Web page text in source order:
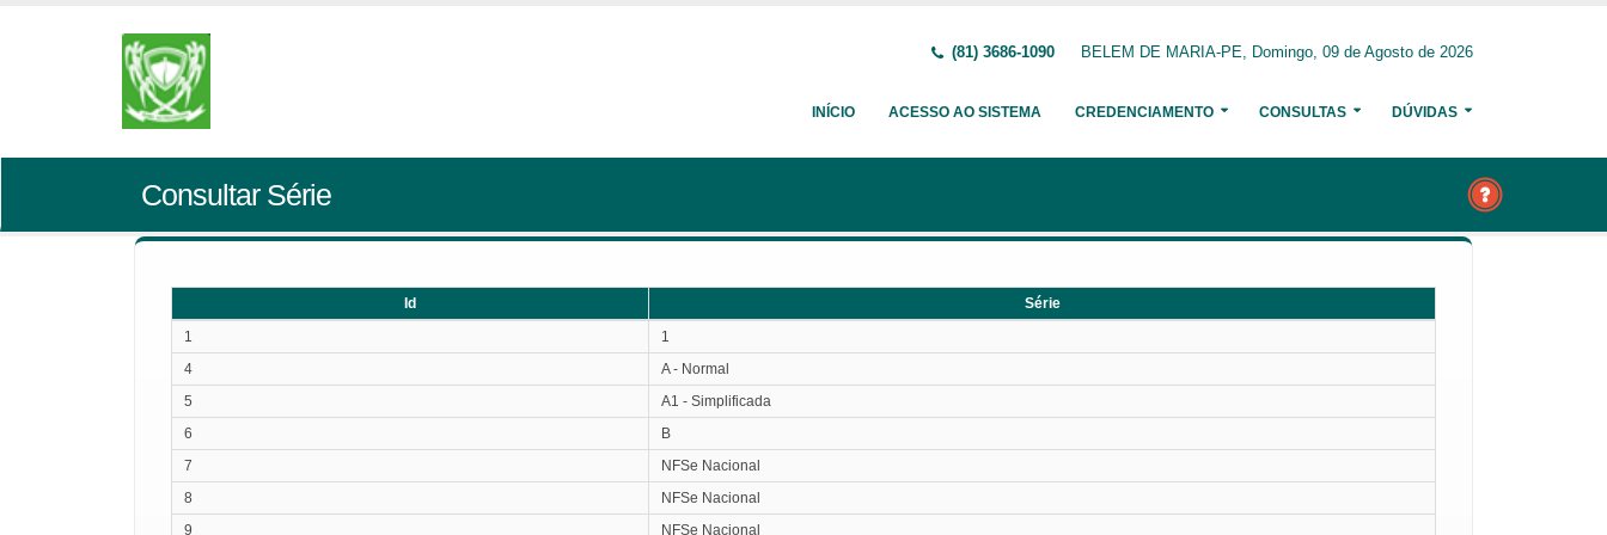
(81) 3686-1090 BELEM DE MARIA-PE, Domingo, 09 de Agosto de 2026
INÍCIO ACESSO AO SISTEMA CREDENCIAMENTO CONSULTAS DÚVIDAS
Consultar Série
Id
Série
1
1
4
A - Normal
5
A1 - Simplificada
6
B
7
NFSe Nacional
8
NFSe Nacional
9
NFSe Nacional